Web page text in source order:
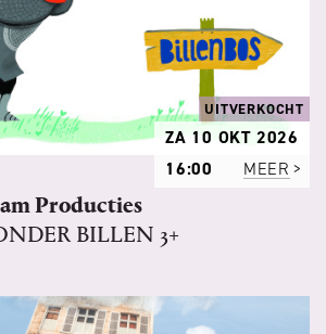
UITVERKOCHT
ZA 10 OKT 2026
16:00
MEER
Producties
BILLEN 3+